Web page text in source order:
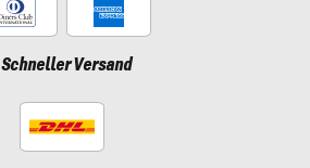
Schneller Versand